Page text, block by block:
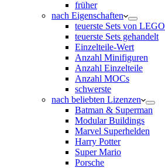
früher
nach Eigenschaften
teuerste Sets von LEGO
teuerste Sets gehandelt
Einzelteile-Wert
Anzahl Minifiguren
Anzahl Einzelteile
Anzahl MOCs
schwerste
nach beliebten Lizenzen
Batman & Superman
Modular Buildings
Marvel Superhelden
Harry Potter
Super Mario
Porsche